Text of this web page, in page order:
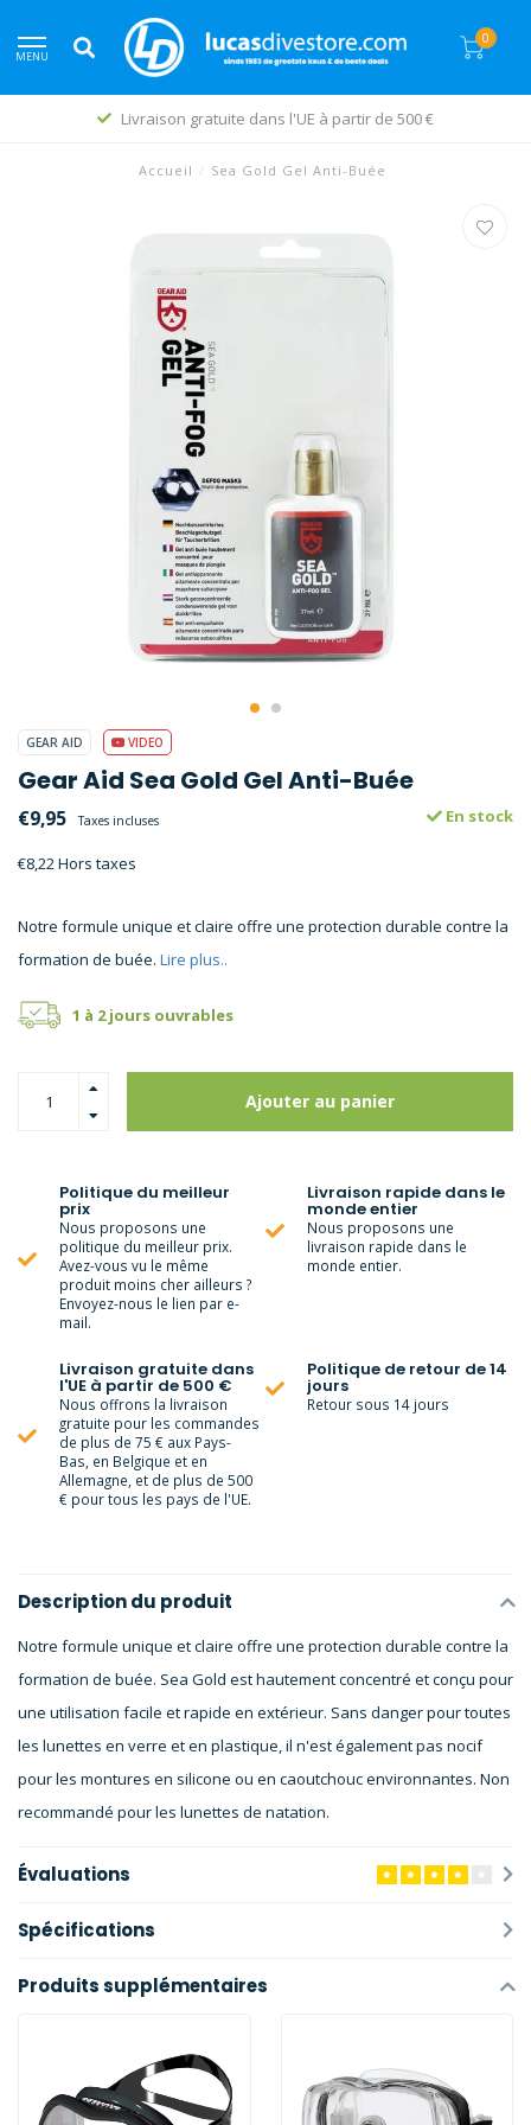
MENU
0
Livraison gratuite dans l'UE à partir de 500 €
Accueil / Sea Gold Gel Anti-Buée
GEAR AID VIDEO
Gear Aid Sea Gold Gel Anti-Buée
€9,95 Taxes incluses
€8,22 Hors taxes
En stock
Notre formule unique et claire offre une protection durable contre la
formation de buée. Lire plus..
1 à 2 jours ouvrables
Ajouter au panier
Politique du meilleur
prix
Nous proposons une
politique du meilleur prix.
Avez-vous vu le même
produit moins cher ailleurs ?
Envoyez-nous le lien par e-
mail.
Livraison rapide dans le
monde entier
Nous proposons une
livraison rapide dans le
monde entier.
Livraison gratuite dans
l'UE à partir de 500 €
Nous offrons la livraison
gratuite pour les commandes
de plus de 75 € aux Pays-
Bas, en Belgique et en
Allemagne, et de plus de 500
€ pour tous les pays de l'UE.
Politique de retour de 14
jours
Retour sous 14 jours
Description du produit
Notre formule unique et claire offre une protection durable contre la
formation de buée. Sea Gold est hautement concentré et conçu pour
une utilisation facile et rapide en extérieur. Sans danger pour toutes
les lunettes en verre et en plastique, il n'est également pas nocif
pour les montures en silicone ou en caoutchouc environnantes. Non
recommandé pour les lunettes de natation.
Évaluations
Spécifications
Produits supplémentaires